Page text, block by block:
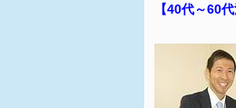
【40代～60代